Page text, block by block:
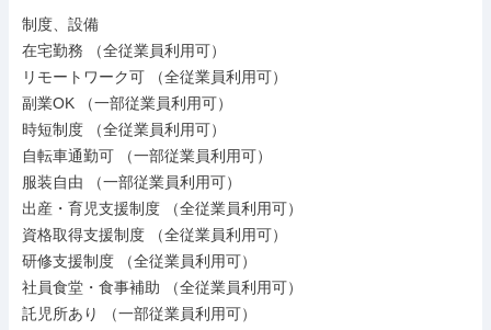
制度、設備
在宅勤務 （全従業員利用可）
リモートワーク可 （全従業員利用可）
副業OK （一部従業員利用可）
時短制度 （全従業員利用可）
自転車通勤可 （一部従業員利用可）
服装自由 （一部従業員利用可）
出産・育児支援制度 （全従業員利用可）
資格取得支援制度 （全従業員利用可）
研修支援制度 （全従業員利用可）
社員食堂・食事補助 （全従業員利用可）
託児所あり （一部従業員利用可）